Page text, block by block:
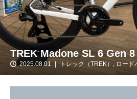
TREK Madone SL 6 Gen
2025.08.01 トレック（TREK） , ロード